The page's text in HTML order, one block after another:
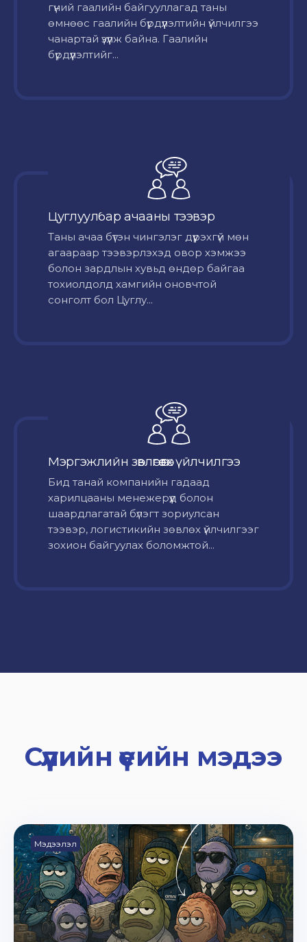
гүний гаалийн байгууллагад таны
өмнөөс гаалийн бүрдүүлэлтийн үйлчилгээ
чанартай үзүүлж байна. Гаалийн
бүрдүүлэлтийг...
Цуглуулбар ачааны тээвэр
Таны ачаа бүтэн чингэлэг дүүрэхгүй мөн
агаараар тээвэрлэхэд овор хэмжээ
болон зардлын хувьд өндөр байгаа
тохиолдолд хамгийн оновчтой
сонголт бол Цуглу...
Мэргэжлийн зөвлөгөө өгөх үйлчилгээ
Бид танай компанийн гадаад
харилцааны менежерүүд болон
шаардлагатай бүлэгт зориулсан
тээвэр, логистикийн зөвлөх үйлчилгээг
зохион байгуулах боломжтой...
Сүүлийн үеийн мэдээ
Мэдээлэл